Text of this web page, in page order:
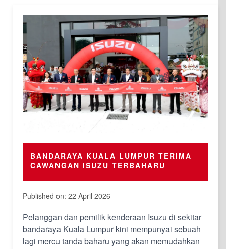
BANDARAYA KUALA LUMPUR TERIMA
CAWANGAN ISUZU TERBAHARU
Published on: 22 April 2026
Pelanggan dan pemilik kenderaan Isuzu di sekitar
bandaraya Kuala Lumpur kini mempunyai sebuah
lagi mercu tanda baharu yang akan memudahkan